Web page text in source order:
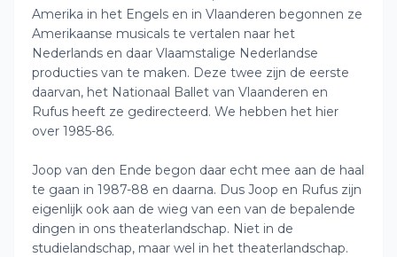
Amerika in het Engels en in Vlaanderen begonnen ze
Amerikaanse musicals te vertalen naar het
Nederlands en daar Vlaamstalige Nederlandse
producties van te maken. Deze twee zijn de eerste
daarvan, het Nationaal Ballet van Vlaanderen en
Rufus heeft ze gedirecteerd. We hebben het hier
over 1985-86.
Joop van den Ende begon daar echt mee aan de haal
te gaan in 1987-88 en daarna. Dus Joop en Rufus zijn
eigenlijk ook aan de wieg van een van de bepalende
dingen in ons theaterlandschap. Niet in de
studielandschap, maar wel in het theaterlandschap.